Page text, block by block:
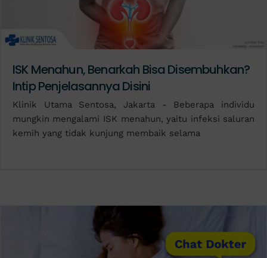
Chat Dokter
ISK Menahun, Benarkah Bisa Disembuhkan?
Intip Penjelasannya Disini
Klinik Utama Sentosa, Jakarta - Beberapa individu
mungkin mengalami ISK menahun, yaitu infeksi saluran
kemih yang tidak kunjung membaik selama